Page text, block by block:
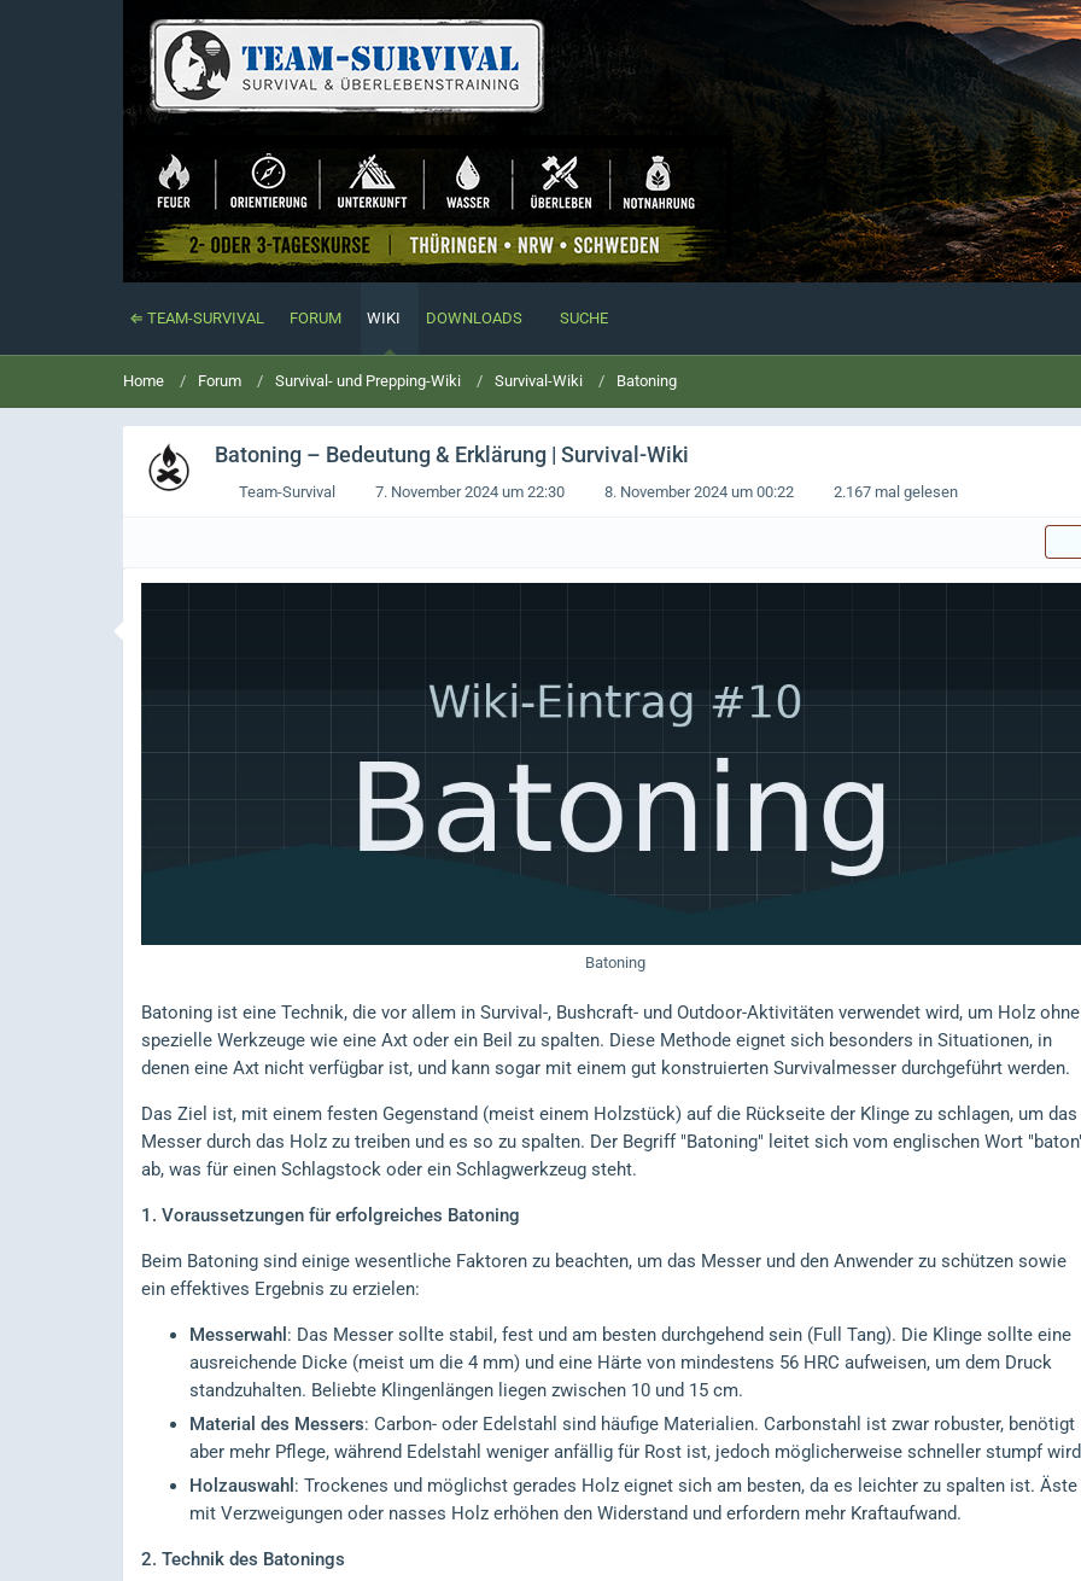
⇐ TEAM-SURVIVAL FORUM WIKI DOWNLOADS SUCHE
Home Forum Survival- und Prepping-Wiki Survival-Wiki Batoning
Batoning – Bedeutung & Erklärung | Survival-Wiki
Team-Survival 7. November 2024 um 22:30 8. November 2024 um 00:22 2.167 mal gelesen
Batoning
Batoning ist eine Technik, die vor allem in Survival-, Bushcraft- und Outdoor-Aktivitäten verwendet wird, um Holz ohne
spezielle Werkzeuge wie eine Axt oder ein Beil zu spalten. Diese Methode eignet sich besonders in Situationen, in
denen eine Axt nicht verfügbar ist, und kann sogar mit einem gut konstruierten Survivalmesser durchgeführt werden.
Das Ziel ist, mit einem festen Gegenstand (meist einem Holzstück) auf die Rückseite der Klinge zu schlagen, um das
Messer durch das Holz zu treiben und es so zu spalten. Der Begriff "Batoning" leitet sich vom englischen Wort
ab, was für einen Schlagstock oder ein Schlagwerkzeug steht.
1. Voraussetzungen für erfolgreiches Batoning
Beim Batoning sind einige wesentliche Faktoren zu beachten, um das Messer und den Anwender zu schützen sowie
ein effektives Ergebnis zu erzielen:
Messerwahl : Das Messer sollte stabil, fest und am besten durchgehend sein (Full Tang). Die Klinge sollte eine
ausreichende Dicke (meist um die 4 mm) und eine Härte von mindestens 56 HRC aufweisen, um dem Druck
standzuhalten. Beliebte Klingenlängen liegen zwischen 10 und 15 cm.
Material des Messers: Carbon- oder Edelstahl sind häufige Materialien. Carbonstahl ist zwar robuster, benötigt
aber mehr Pflege, während Edelstahl weniger anfällig für Rost ist, jedoch möglicherweise schneller stumpf
Holzauswahl : Trockenes und möglichst gerades Holz eignet sich am besten, da es leichter zu spalten ist. Äste
mit Verzweigungen oder nasses Holz erhöhen den Widerstand und erfordern mehr Kraftaufwand.
2. Technik des Batonings